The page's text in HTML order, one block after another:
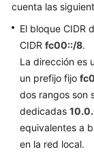
frecuentes
frecuentes
sobre
DNS
Preguntas
cuenta las
El bloque CIDR
CIDR fc00::/8.
La dirección es
un prefijo fijo
dos rangos son
dedicadas
equivalentes a
en la red local.